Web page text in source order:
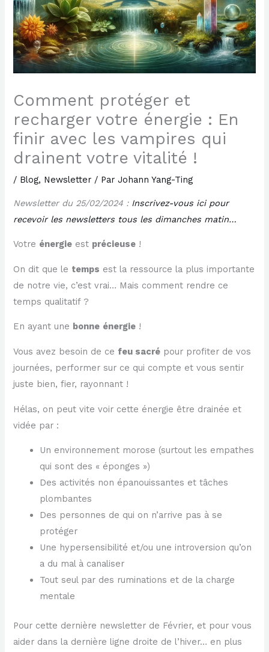
Comment protéger et
recharger votre énergie : En
finir avec les vampires qui
drainent votre vitalité !
/ Blog, Newsletter / ParJohann Yang-Ting
Newsletter du 25/02/2024 : Inscrivez-vous ici pour
recevoir les newsletters tous les dimanches matin…
Votre énergie est précieuse !
On dit que le temps est la ressource la plus importante
de notre vie, c’est vrai… Mais comment rendre ce
temps qualitatif ?
En ayant une bonne énergie !
Vous avez besoin de ce feu sacré pour profiter de vos
journées, performer sur ce qui compte et vous sentir
juste bien, fier, rayonnant !
Hélas, on peut vite voir cette énergie être drainée et
vidée par :
Un environnement morose (surtout les empathes
qui sont des « éponges »)
Des activités non épanouissantes et tâches
plombantes
Des personnes de qui on n’arrive pas à se
protéger
Une hypersensibilité et/ou une introversion qu’on
a du mal à canaliser
Tout seul par des ruminations et de la charge
mentale
Pour cette dernière newsletter de Février, et pour vous
aider dans la dernière ligne droite de l’hiver… en plus